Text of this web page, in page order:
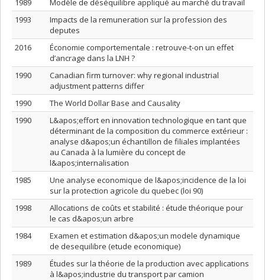
1989
Modèle de déséquilibre appliqué au marché du travail
1993
Impacts de la remuneration sur la profession des
deputes
2016
Économie comportementale : retrouve-t-on un effet
d’ancrage dans la LNH ?
1990
Canadian firm turnover: why regional industrial
adjustment patterns differ
1990
The World Dollar Base and Causality
1990
L&apos;effort en innovation technologique en tant que
déterminant de la composition du commerce extérieur :
analyse d&apos;un échantillon de filiales implantées
au Canada à la lumière du concept de
l&apos;internalisation
1985
Une analyse economique de l&apos;incidence de la loi
sur la protection agricole du quebec (loi 90)
1998
Allocations de coûts et stabilité : étude théorique pour
le cas d&apos;un arbre
1984
Examen et estimation d&apos;un modele dynamique
de desequilibre (etude economique)
1989
Études sur la théorie de la production avec applications
à l&apos;industrie du transport par camion